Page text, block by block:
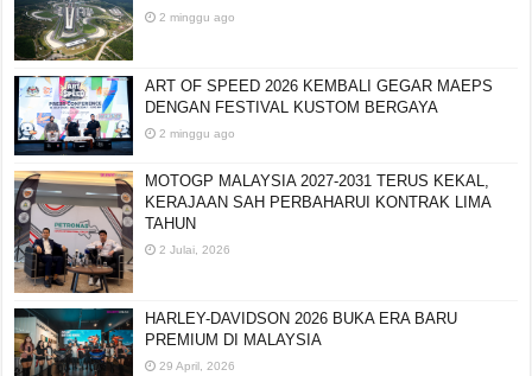
2 minggu ago
ART OF SPEED 2026 KEMBALI GEGAR MAEPS
DENGAN FESTIVAL KUSTOM BERGAYA
2 minggu ago
MOTOGP MALAYSIA 2027-2031 TERUS KEKAL,
KERAJAAN SAH PERBAHARUI KONTRAK LIMA
TAHUN
2 Julai, 2026
HARLEY-DAVIDSON 2026 BUKA ERA BARU
PREMIUM DI MALAYSIA
29 April, 2026